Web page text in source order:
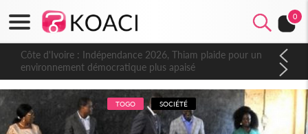
0
Côte d'Ivoire : Indépendance 2026, Thiam plaide pour un
environnement démocratique plus apaisé
TOGO SOCIÉTÉ